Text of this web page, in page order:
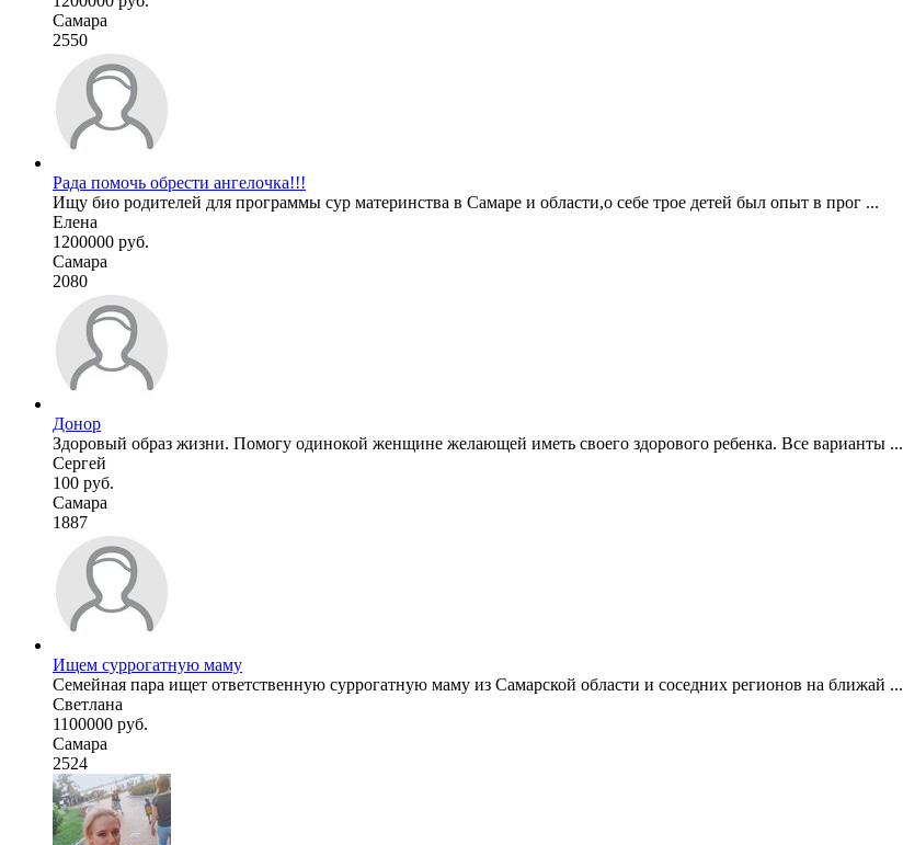
Самара
2550
Рада помочь обрести ангелочка!!!
Ищу био родителей для программы сур материнства в Самаре и области,о себе трое детей был опыт в прог ...
Елена
1200000 руб.
Самара
2080
Донор
Здоровый образ жизни. Помогу одинокой женщине желающей иметь своего здорового ребенка. Все варианты ...
Сергей
100 руб.
Самара
1887
Ищем суррогатную маму
Семейная пара ищет ответственную суррогатную маму из Самарской области и соседних регионов на ближай ...
Светлана
1100000 руб.
Самара
2524